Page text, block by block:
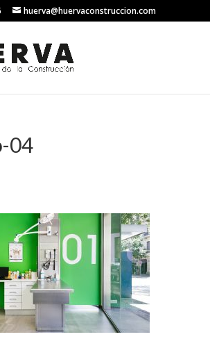
huerva@huervaconstruccion.com
04